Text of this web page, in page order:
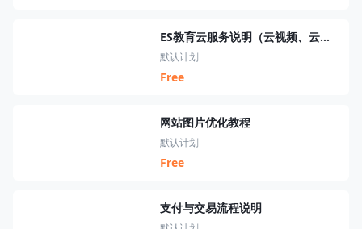
ES教育云服务说明（云视频、云短信、云资源、云搜索、云直播）
默认计划
Free
网站图片优化教程
默认计划
Free
支付与交易流程说明